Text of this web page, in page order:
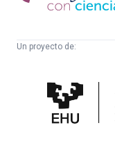
ciencia
Un proyecto de:
Cultura
Científica